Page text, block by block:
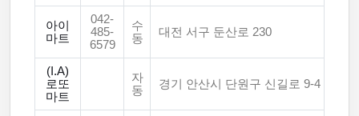
아이
마트
042-
485-
6579
수
동
대전 서구 둔산로 230
(I.A)
로또
마트
자
동
경기 안산시 단원구 신길로 9-4